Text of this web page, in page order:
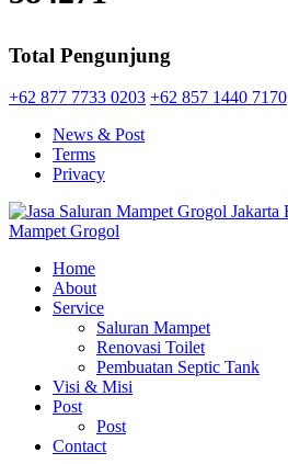
Total Pengunjung
+62 877 7733 0203 +62 857 1440 7170
News & Post
Terms
Privacy
Home
About
Service
Saluran Mampet
Renovasi Toilet
Pembuatan Septic Tank
Visi & Misi
Post
Post
Contact